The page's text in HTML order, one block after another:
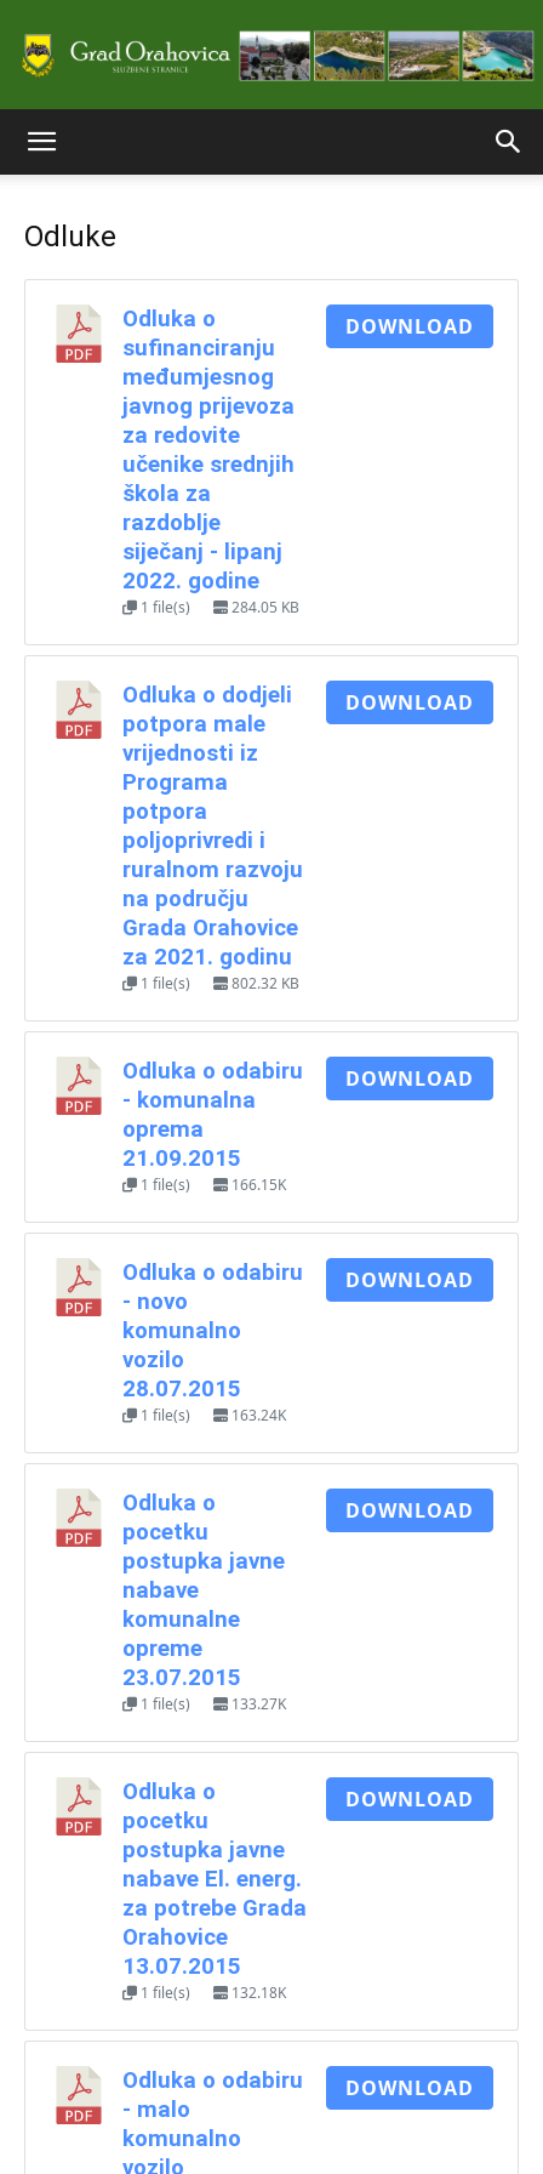
Grada
Orahovice
Odluke
Odluka o
sufinanciranju
međumjesnog
javnog prijevoza
za redovite
učenike srednjih
škola za
razdoblje
siječanj - lipanj
2022. godine
1 file(s) 284.05 KB
DOWNLOAD
Odluka o dodjeli
potpora male
vrijednosti iz
Programa
potpora
poljoprivredi i
ruralnom razvoju
na području
Grada Orahovice
za 2021. godinu
1 file(s) 802.32 KB
DOWNLOAD
Odluka o odabiru
- komunalna
oprema
21.09.2015
1 file(s) 166.15K
DOWNLOAD
Odluka o odabiru
- novo
komunalno
vozilo
28.07.2015
1 file(s) 163.24K
DOWNLOAD
Odluka o
pocetku
postupka javne
nabave
komunalne
opreme
23.07.2015
1 file(s) 133.27K
DOWNLOAD
Odluka o
pocetku
postupka javne
nabave El. energ.
za potrebe Grada
Orahovice
13.07.2015
1 file(s) 132.18K
DOWNLOAD
Odluka o odabiru
- malo
komunalno
vozilo
DOWNLOAD